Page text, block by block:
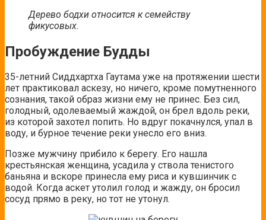
Дерево бодхи относится к семейству
фикусовых.
Пробуждение Будды
35-летний Сиддхартха Гаутама уже на протяжении шести
лет практиковал аскезу, но ничего, кроме помутненного
сознания, такой образ жизни ему не принес. Без сил,
голодный, одолеваемый жаждой, он брел вдоль реки,
из которой захотел попить. Но вдруг покачнулся, упал в
воду, и бурное течение реки унесло его вниз.
Позже мужчину прибило к берегу. Его нашла
крестьянская женщина, усадила у ствола тенистого
баньяна и вскоре принесла ему риса и кувшинчик с
водой. Когда аскет утолил голод и жажду, он бросил
сосуд прямо в реку, но тот не утонул.